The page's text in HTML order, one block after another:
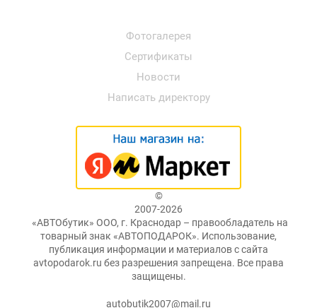
Фотогалерея
Сертификаты
Новости
Написать директору
©
2007-2026
«АВТОбутик» ООО, г. Краснодар – правообладатель на
товарный знак «АВТОПОДАРОК». Использование,
публикация информации и материалов с сайта
avtopodarok.ru без разрешения запрещена. Все права
защищены.
autobutik2007@mail.ru